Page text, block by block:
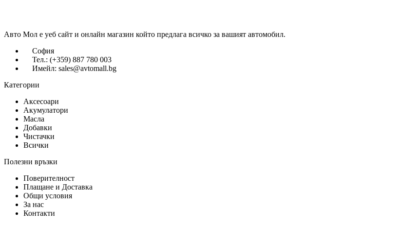
Авто Мол е уеб сайт и онлайн магазин който предлага всичко за вашият автомобил.
София
Тел.: (+359) 887 780 003
Имейл: sales@avtomall.bg
Категории
Аксесоари
Акумулатори
Масла
Добавки
Чистачки
Всички
Полезни връзки
Поверителност
Плащане и Доставка
Общи условия
За нас
Контакти